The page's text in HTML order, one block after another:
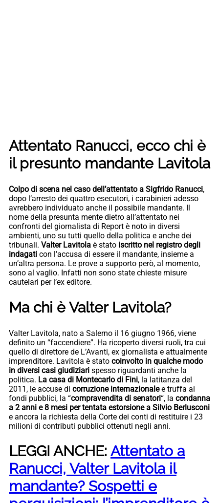
Attentato Ranucci, ecco chi è
il presunto mandante Lavitola
Colpo di scena nel caso dell’attentato a Sigfrido Ranucci,
dopo l’arresto dei quattro esecutori, i carabinieri adesso
avrebbero individuato anche il possibile mandante. Il
nome della presunta mente dietro all’attentato nei
confronti del giornalista di Report è noto in diversi
ambienti, uno su tutti quello della politica e anche dei
tribunali. Valter Lavitola è stato iscritto nel registro degli
indagati con l’accusa di essere il mandante, insieme a
un’altra persona. Le prove a supporto però, al momento,
sono al vaglio. Infatti non sono state chieste misure
cautelari per l’ex editore.
Ma chi è Valter Lavitola?
Valter Lavitola, nato a Salerno il 16 giugno 1966, viene
definito un “faccendiere”. Ha ricoperto diversi ruoli, tra cui
quello di direttore de L’Avanti, ex giornalista e attualmente
imprenditore. Lavitola è stato coinvolto in qualche modo
in diversi casi giudiziari spesso riguardanti anche la
politica. La casa di Montecarlo di Fini, la latitanza del
2011, le accuse di corruzione internazionalee truffa ai
fondi pubblici, la “compravendita di senatori“, la condanna
a 2 anni e 8 mesi per tentata estorsione a Silvio Berlusconi
e ancora la richiesta della Corte dei conti di restituire i 23
milioni di contributi pubblici ottenuti negli anni.
LEGGI ANCHE: Attentato a
Ranucci, Valter Lavitola il
mandante? Sospetti e